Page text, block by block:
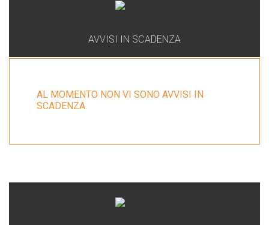
AVVISI IN SCADENZA
AL MOMENTO NON VI SONO AVVISI IN
SCADENZA.